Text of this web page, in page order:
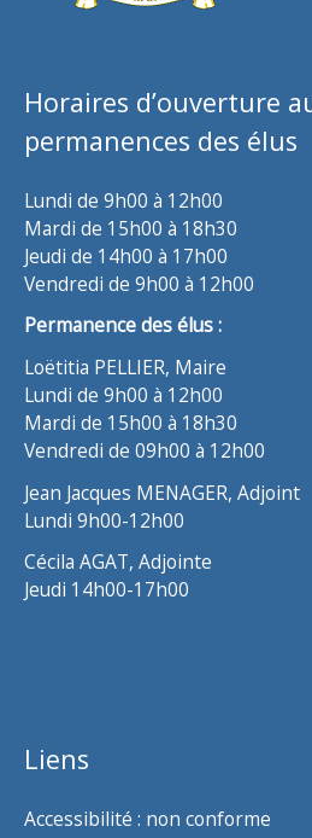
Horaires d’ouverture
permanences des élus
Lundi de 9h00 à 12h00
Mardi de 15h00 à 18h30
Jeudi de 14h00 à 17h00
Vendredi de 9h00 à 12h00
Permanence des élus :
Loëtitia PELLIER, Maire
Lundi de 9h00 à 12h00
Mardi de 15h00 à 18h30
Vendredi de 09h00 à 12h00
Jean Jacques MENAGER, Adjoint
Lundi 9h00-12h00
Cécila AGAT, Adjointe
Jeudi 14h00-17h00
Liens
Accessibilité : non conforme